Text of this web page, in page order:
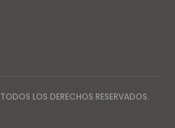
TODOS LOS DERECHOS RESERVADOS.